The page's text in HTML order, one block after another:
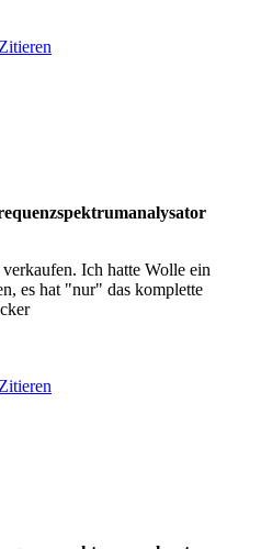
Zitieren
Ich hatte Wolle ein
es hat "nur" das komplette
Zitieren